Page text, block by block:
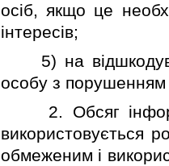
осiб, якщо це
iнтересiв;
5) на
особу з порушенням
2. Обсяг
використовується
обмеженим i